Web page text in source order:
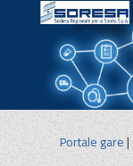
Portale gare|